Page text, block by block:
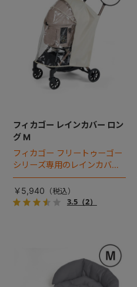
フィカゴー レインカバー ロン
グ M
フィカゴー フリートゥーゴー
シリーズ専用のレインカバ
ー。雨の日のお出かけも安
心。
￥5,940
3.5（2）